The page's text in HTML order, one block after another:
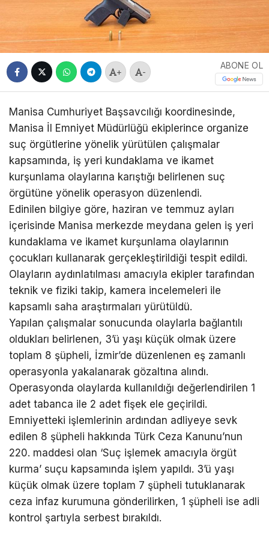
+ -
ABONE OL
Manisa Cumhuriyet Başsavcılığı koordinesinde,
Manisa İl Emniyet Müdürlüğü ekiplerince organize
suç örgütlerine yönelik yürütülen çalışmalar
kapsamında, iş yeri kundaklama ve ikamet
kurşunlama olaylarına karıştığı belirlenen suç
örgütüne yönelik operasyon düzenlendi.
Edinilen bilgiye göre, haziran ve temmuz ayları
içerisinde Manisa merkezde meydana gelen iş yeri
kundaklama ve ikamet kurşunlama olaylarının
çocukları kullanarak gerçekleştirildiği tespit edildi.
Olayların aydınlatılması amacıyla ekipler tarafından
teknik ve fiziki takip, kamera incelemeleri ile
kapsamlı saha araştırmaları yürütüldü.
Yapılan çalışmalar sonucunda olaylarla bağlantılı
oldukları belirlenen, 3’ü yaşı küçük olmak üzere
toplam 8 şüpheli, İzmir’de düzenlenen eş zamanlı
operasyonla yakalanarak gözaltına alındı.
Operasyonda olaylarda kullanıldığı değerlendirilen 1
adet tabanca ile 2 adet fişek ele geçirildi.
Emniyetteki işlemlerinin ardından adliyeye sevk
edilen 8 şüpheli hakkında Türk Ceza Kanunu’nun
220. maddesi olan ‘Suç işlemek amacıyla örgüt
kurma’ suçu kapsamında işlem yapıldı. 3’ü yaşı
küçük olmak üzere toplam 7 şüpheli tutuklanarak
ceza infaz kurumuna gönderilirken, 1 şüpheli ise adli
kontrol şartıyla serbest bırakıldı.